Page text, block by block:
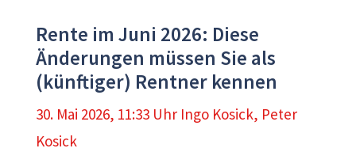
Rente im Juni 2026: Diese
Änderungen müssen Sie als
(künftiger) Rentner kennen
30. Mai 2026, 11:33 Uhr Ingo Kosick, Peter
Kosick